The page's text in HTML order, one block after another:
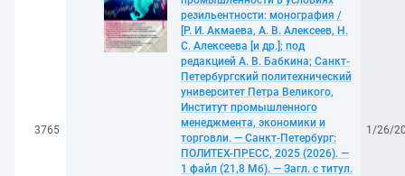
3765
резильентности: монография /
[Р. И. Акмаева, А. В. Алексеев, Н.
С. Алексеева [и др.]; под
редакцией А. В. Бабкина; Санкт-
Петербургский политехнический
университет Петра Великого,
Институт промышленного
менеджмента, экономики и
торговли. — Санкт-Петербург:
ПОЛИТЕХ-ПРЕСС, 2025 (2026). —
1 файл (21,8 Мб). — Загл. с титул.
1/26/